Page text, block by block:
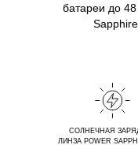
СОЛНЕЧНАЯ
ЛИНЗА POWER
батареи до